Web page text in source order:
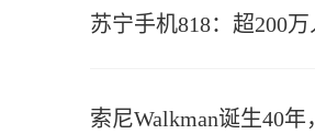
苏宁手机818：超200
索尼Walkman诞生40